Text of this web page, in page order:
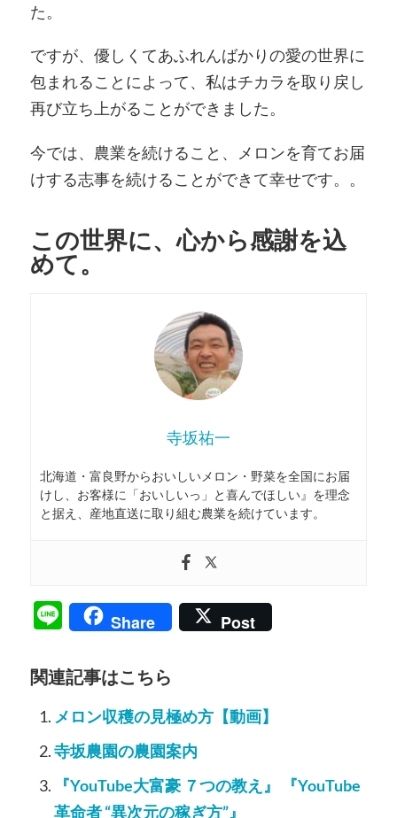
た。
ですが、優しくてあふれんばかりの愛の世界に
包まれることによって、私はチカラを取り戻し
再び立ち上がることができました。
今では、農業を続けること、メロンを育てお届
けする志事を続けることができて幸せです。。
この世界に、心から感謝を込
めて。
寺坂祐一
北海道・富良野からおいしいメロン・野菜を全国にお届
けし、お客様に「おいしいっ」と喜んでほしい』を理念
と据え、産地直送に取り組む農業を続けています。
LineShare Post
関連記事はこちら
メロン収穫の見極め方【動画】
寺坂農園の農園案内
『YouTube大富豪 ７つの教え』 『YouTube
革命者 “異次元の稼ぎ方”』